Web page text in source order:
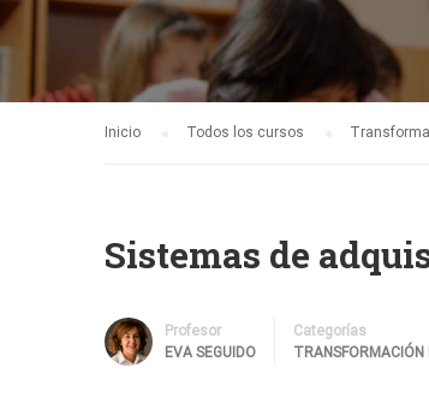
Inicio Todos los cursos
Sistemas de
Profesor
EVA SEGUIDO
Categorías
TRANSFORMACIÓN